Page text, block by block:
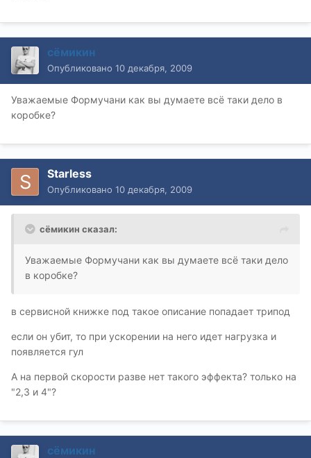
сёмикин
Опубликовано 10 декабря, 2009
Уважаемые Формучани как вы думаете всё таки дело в
коробке?
Starless
Опубликовано 10 декабря, 2009
сёмикин сказал:
Уважаемые Формучани как вы думаете всё таки дело
в коробке?
в сервисной книжке под такое описание попадает трипод
если он убит, то при ускорении на него идет нагрузка и
появляется гул
А на первой скорости разве нет такого эффекта? только на
"2,3 и 4"?
сёмикин